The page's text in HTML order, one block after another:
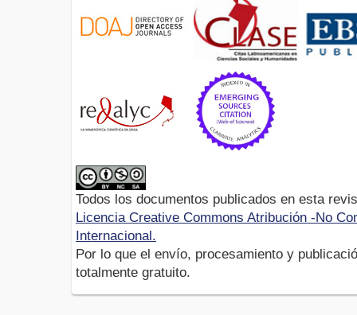
Todos los documentos publicados en esta
Licencia Creative Commons Atribución -No
Internacional.
Por lo que el envío, procesamiento y
totalmente gratuito.